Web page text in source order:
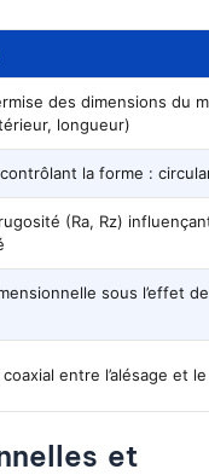
des dimensions du
longueur)
la forme :
(Ra, Rz)
sous l’effet
entre l’alésage et
et